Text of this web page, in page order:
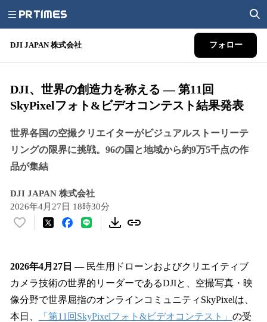
DJI JAPAN 株式会社 フォロー
DJI、世界の創造力を称える ― 第11回
SkyPixelフォト&ビデオコンテスト結果発表
世界各国の空撮クリエイターがビジュアルストーリーテ
リングの限界に挑戦。96の国と地域から約9万5千点の作
品が集結
DJI JAPAN 株式会社
2026年4月27日 18時30分
い
！
数
読
み
2026年4月27日 ― 民生用ドローンおよびクリエイティブ
カメラ技術の世界的リーダーであるDJIと、空撮写真・映
像分野で世界屈指のオンラインコミュニティSkyPixelは、
本日、
「第11回SkyPixelフォト&ビデオコンテスト」 の受